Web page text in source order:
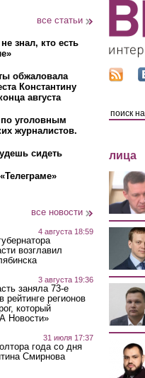
все статьи
знал, кто есть
обжаловала
Константину
августа
по уголовным
журналистов.
сидеть
все новости
4 августа 18:59
возглавил
3 августа 19:36
заняла 73-е
рейтинге регионов
который
Новости»
31 июля 17:37
года со дня
Смирнова
лица